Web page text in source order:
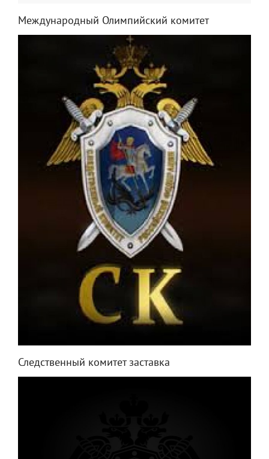
Международный Олимпийский комитет
Следственный комитет заставка